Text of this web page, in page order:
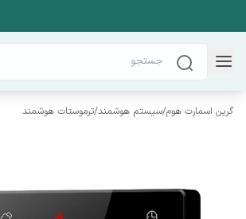
گرین اسمارت هوم/سیستم هوشمند/ترموستات هوشمند